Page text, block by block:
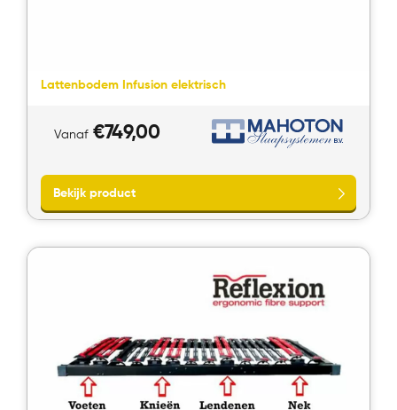
Lattenbodem Infusion elektrisch
Vanaf €749,00